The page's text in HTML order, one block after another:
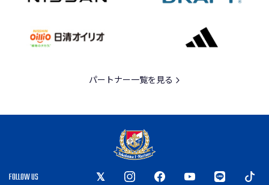
パートナー一覧を見る
FOLLOW US